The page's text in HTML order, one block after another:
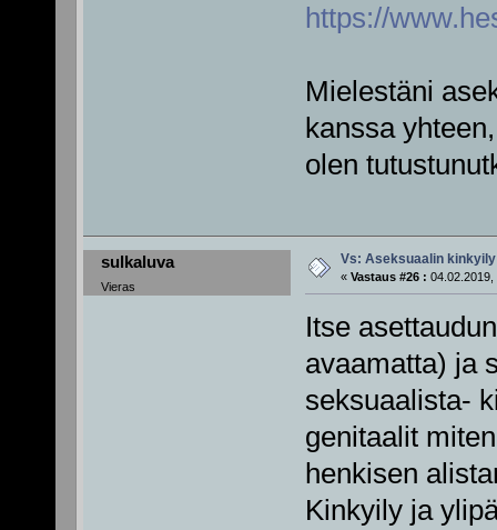
https://
Mielestäni
kanssa
olen
sulkaluva
Vieras
Vs: Aseksuaalin kinkyily
« Vastaus #26 : 04.02.2019,
Itse
avaamatta) ja
seksuaalista-
genitaalit
henkisen
Kinkyily ja